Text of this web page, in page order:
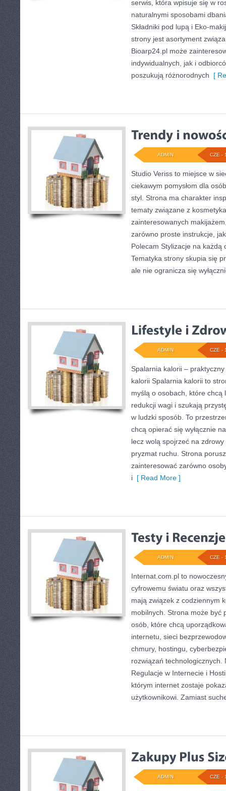
serwis, która wpisuje się w
naturalnymi sposobami
Składniki pod lupą i Eko-
strony jest asortyment
Bioarp24.pl może
indywidualnych, jak i
poszukują różnorodnych [
CZE -
ADMIN
Studio Veriss to miejsce w
ciekawym pomysłom dla
styl. Strona ma charakter
tematy związane z
zainteresowanych
zarówno proste instrukcje,
Polecam Stylizacje na każdą
Tematyka strony skupia się
ale nie ogranicza się
CZE -
ADMIN
Spalarnia kalorii –
kalorii Spalarnia kalorii to
myślą o osobach, które chcą
redukcji wagi i szukają
w ludzki sposób. To
chcą opierać się wyłącznie
lecz wolą spojrzeć na
pryzmat ruchu. Strona
zainteresować zarówno
i [ Read More ]
CZE -
ADMIN
Internat.com.pl to
cyfrowemu światu oraz
mają związek z codziennym
mobilnych. Strona może być
osób, które chcą
internetu, sieci
chmury, hostingu,
rozwiązań technologicznych.
Regulacje w Internecie i
którym internet zostaje
użytkownikowi. Zamiast
CZE -
ADMIN